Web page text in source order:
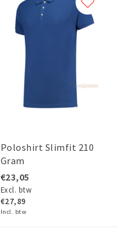
Poloshirt Slimfit 210
Gram
€23,05
Excl. btw
€27,89
Incl. btw